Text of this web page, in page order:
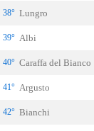
38° Lungro
39° Albi
40° Caraffa del Bianco
41° Argusto
42° Bianchi